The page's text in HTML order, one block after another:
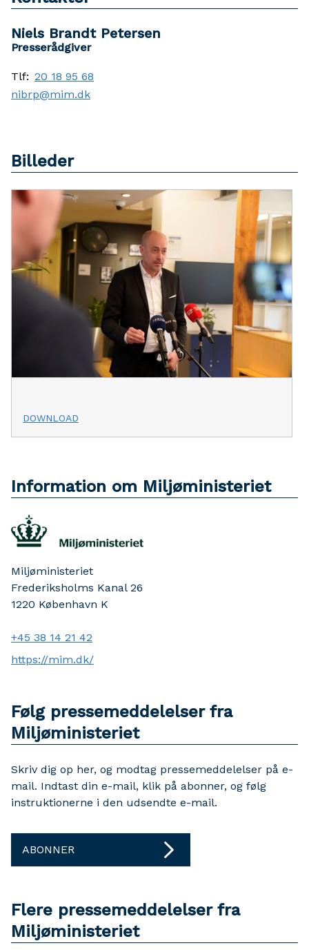
Niels Brandt Petersen
Presserådgiver
Tlf: 20 18 95 68
nibrp@mim.dk
Billeder
DOWNLOAD
Information om Miljøministeriet
Miljøministeriet
Frederiksholms Kanal 26
1220 København K
+45 38 14 21 42
https://mim.dk/
Følg pressemeddelelser fra
Miljøministeriet
Skriv dig op her, og modtag pressemeddelelser på e-
mail. Indtast din e-mail, klik på abonner, og følg
instruktionerne i den udsendte e-mail.
ABONNER
Flere pressemeddelelser fra
Miljøministeriet